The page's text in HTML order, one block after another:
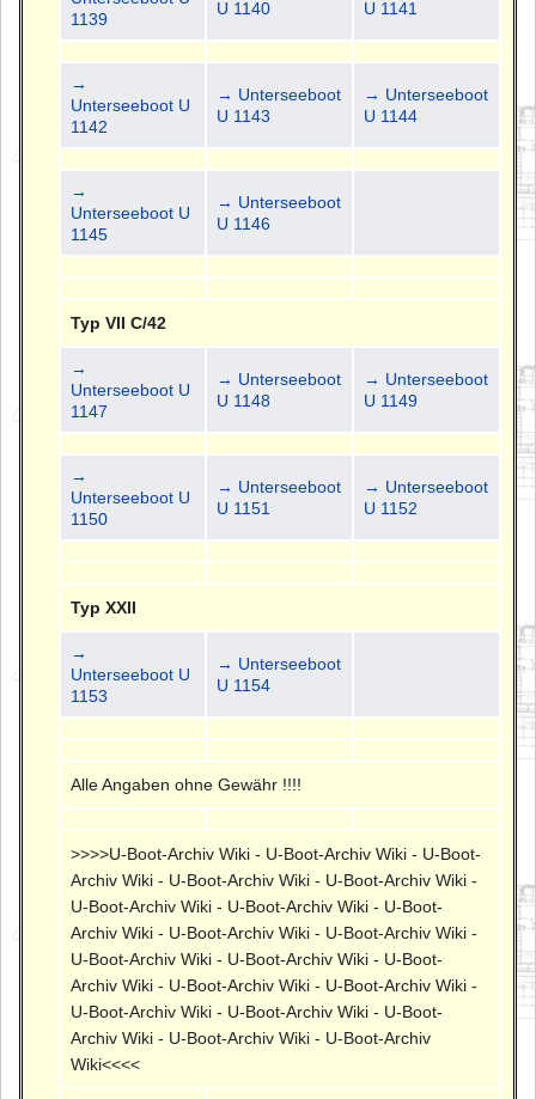
1139
U 1140
U 1141
→
Unterseeboot U
1142
→ Unterseeboot
U 1143
→ Unterseeboot
U 1144
→
Unterseeboot U
1145
→ Unterseeboot
U 1146
Typ VII C/42
→
Unterseeboot U
1147
→ Unterseeboot
U 1148
→ Unterseeboot
U 1149
→
Unterseeboot U
1150
→ Unterseeboot
U 1151
→ Unterseeboot
U 1152
Typ XXII
→
Unterseeboot U
1153
→ Unterseeboot
U 1154
Alle Angaben ohne Gewähr !!!!
>>>>U-Boot-Archiv Wiki - U-Boot-Archiv Wiki - U-Boot-
Archiv Wiki - U-Boot-Archiv Wiki - U-Boot-Archiv Wiki -
U-Boot-Archiv Wiki - U-Boot-Archiv Wiki - U-Boot-
Archiv Wiki - U-Boot-Archiv Wiki - U-Boot-Archiv Wiki -
U-Boot-Archiv Wiki - U-Boot-Archiv Wiki - U-Boot-
Archiv Wiki - U-Boot-Archiv Wiki - U-Boot-Archiv Wiki -
U-Boot-Archiv Wiki - U-Boot-Archiv Wiki - U-Boot-
Archiv Wiki - U-Boot-Archiv Wiki - U-Boot-Archiv
Wiki<<<<